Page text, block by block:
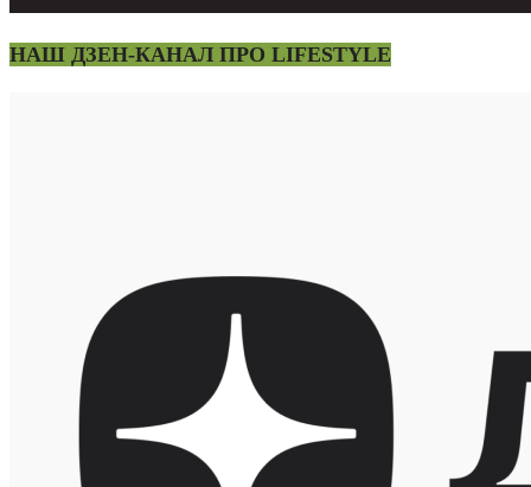
НАШ ДЗЕН-КАНАЛ ПРО LIFESTYLE